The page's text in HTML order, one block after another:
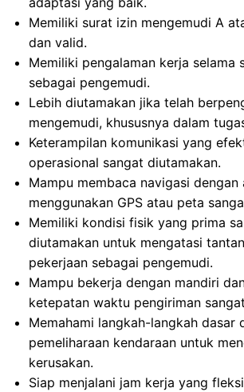
Memiliki surat izin mengemudi A
dan valid.
Memiliki pengalaman kerja selama
sebagai pengemudi.
Lebih diutamakan jika telah
mengemudi, khususnya dalam
Keterampilan komunikasi yang
operasional sangat diutamakan.
Mampu membaca navigasi dengan
menggunakan GPS atau peta
Memiliki kondisi fisik yang prima
diutamakan untuk mengatasi
pekerjaan sebagai pengemudi.
Mampu bekerja dengan mandiri
ketepatan waktu pengiriman
Memahami langkah-langkah dasar
pemeliharaan kendaraan untuk
kerusakan.
Siap menjalani jam kerja yang